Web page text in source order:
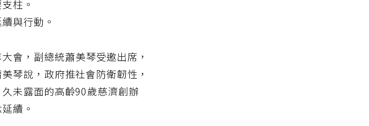
柱。
與行動。
會，副總統蕭美琴受邀出席，
琴說，政府推社會防衛韌性，
未露面的高齡90歲慈濟創辦
續。